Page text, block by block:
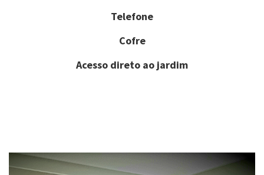
Telefone
Cofre
Acesso direto ao jardim